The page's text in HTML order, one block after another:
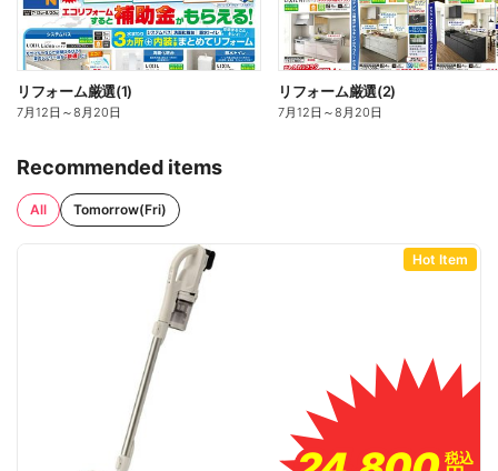
リフォーム厳選(1)
7月12日 ～8月20日
リフォーム厳選(2)
7月12日 ～8月20日
Recommended items
All Tomorrow(Fri)
Hot Item
税込
税込